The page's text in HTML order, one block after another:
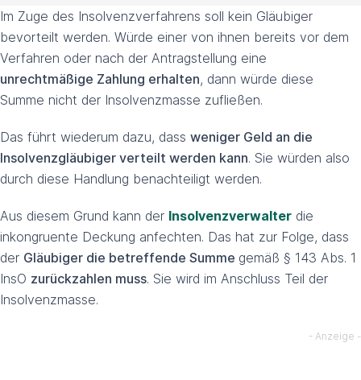
Im Zuge des Insolvenzverfahrens soll kein Gläubiger
bevorteilt werden. Würde einer von ihnen bereits vor dem
Verfahren oder nach der Antragstellung eine
unrechtmäßige Zahlung erhalten, dann würde diese
Summe nicht der Insolvenzmasse zufließen.
Das führt wiederum dazu, dass weniger Geld an die
Insolvenzgläubiger verteilt werden kann. Sie würden also
durch diese Handlung benachteiligt werden.
Aus diesem Grund kann der Insolvenzverwalter die
inkongruente Deckung anfechten. Das hat zur Folge, dass
der Gläubiger die betreffende Summe gemäß § 143 Abs. 1
InsO zurückzahlen muss. Sie wird im Anschluss Teil der
Insolvenzmasse.